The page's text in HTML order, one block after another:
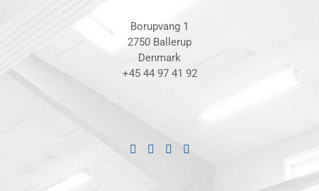
Borupvang 1
2750 Ballerup
Denmark
+45 44 97 41 92